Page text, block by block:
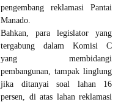
pengembang reklamasi Pantai
Manado.
Bahkan, para legislator yang
tergabung dalam Komisi C
yang membidangi
pembangunan, tampak linglung
jika ditanyai soal lahan 16
persen, di atas lahan reklamasi